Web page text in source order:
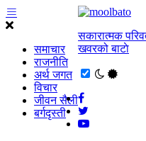
समाचार
राजनीति
अर्थ जगत
विचार
जीवन सैली
बर्गदृस्ती
सकारात्मक
खवरको बाटाे